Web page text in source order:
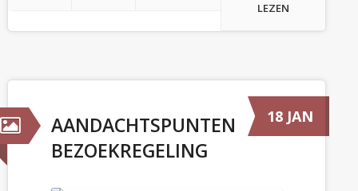
LEZEN
AANDACHTSPUNTEN
BEZOEKREGELING
18 JAN